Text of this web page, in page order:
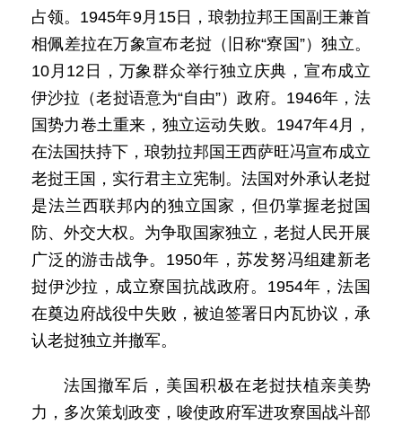
占领。1945年9月15日，琅勃拉邦王国副王兼首
相佩差拉在万象宣布老挝（旧称“寮国”）独立。
10月12日，万象群众举行独立庆典，宣布成立
伊沙拉（老挝语意为“自由”）政府。1946年，法
国势力卷土重来，独立运动失败。1947年4月，
在法国扶持下，琅勃拉邦国王西萨旺冯宣布成立
老挝王国，实行君主立宪制。法国对外承认老挝
是法兰西联邦内的独立国家，但仍掌握老挝国
防、外交大权。为争取国家独立，老挝人民开展
广泛的游击战争。1950年，苏发努冯组建新老
挝伊沙拉，成立寮国抗战政府。1954年，法国
在奠边府战役中失败，被迫签署日内瓦协议，承
认老挝独立并撤军。
法国撤军后，美国积极在老挝扶植亲美势
力，多次策划政变，唆使政府军进攻寮国战斗部